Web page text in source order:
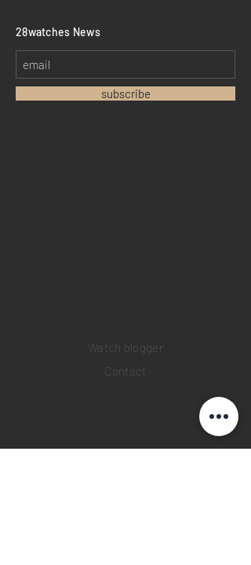
​28watches News
subscribe
Watch blogger
Contact